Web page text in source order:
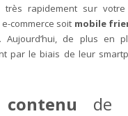
très rapidement sur
commerce soit mobile
Aujourd’hui, de plus en
par le biais de leur
contenu de